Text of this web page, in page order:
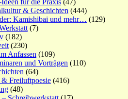
für die Praxis (47)
& Geschichten (444)
Kamishibai und mehr… (129)
(7)
(182)
(230)
Anfassen (109)
und Vorträgen (110)
(64)
Freiluftpoesie (416)
(48)